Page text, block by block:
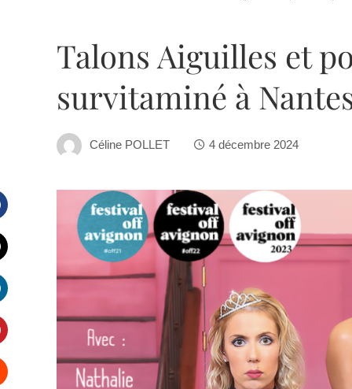
Talons Aiguilles et
survitaminé à
Céline POLLET 4 décembre 2024